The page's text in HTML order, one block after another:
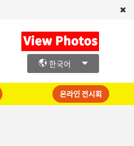
한국어
온라인 전시회